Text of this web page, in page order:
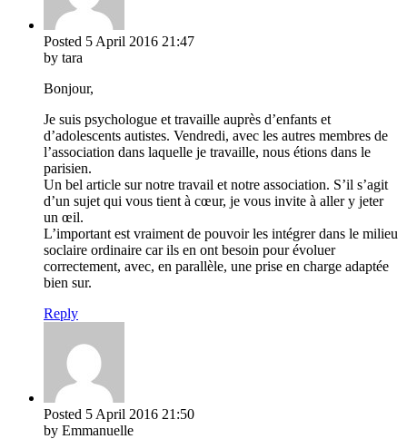
Posted 5 April 2016 21:47
by tara
Bonjour,
Je suis psychologue et travaille auprès d’enfants et
d’adolescents autistes. Vendredi, avec les autres membres de
l’association dans laquelle je travaille, nous étions dans le
parisien.
Un bel article sur notre travail et notre association. S’il s’agit
d’un sujet qui vous tient à cœur, je vous invite à aller y jeter
un œil.
L’important est vraiment de pouvoir les intégrer dans le milieu
soclaire ordinaire car ils en ont besoin pour évoluer
correctement, avec, en parallèle, une prise en charge adaptée
bien sur.
Reply
Posted 5 April 2016 21:50
by Emmanuelle